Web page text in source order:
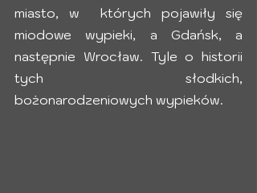
miasto, w  których pojawiły się
miodowe wypieki, a Gdańsk, a
następnie Wrocław. Tyle o historii
tych słodkich,
bożonarodzeniowych wypieków.